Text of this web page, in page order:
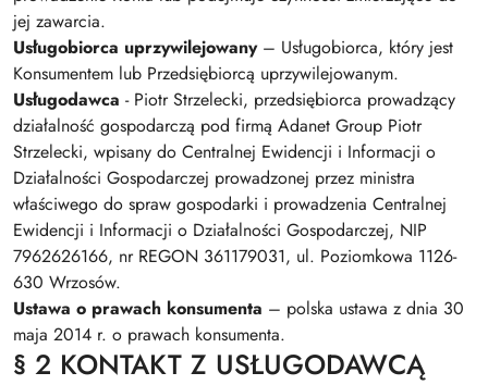
jej zawarcia.
Usługobiorca uprzywilejowany– Usługobiorca, który jest
Konsumentem lub Przedsiębiorcą uprzywilejowanym.
Usługodawca - Piotr Strzelecki, przedsiębiorca prowadzący
działalność gospodarczą pod firmą Adanet Group Piotr
Strzelecki, wpisany do Centralnej Ewidencji i Informacji o
Działalności Gospodarczej prowadzonej przez ministra
właściwego do spraw gospodarki i prowadzenia Centralnej
Ewidencji i Informacji o Działalności Gospodarczej, NIP
7962626166, nr REGON 361179031, ul. Poziomkowa 1126-
630 Wrzosów.
Ustawa o prawach konsumenta – polska ustawa z dnia 30
maja 2014 r. o prawach konsumenta.
§ 2 KONTAKT Z USŁUGODAWCĄ